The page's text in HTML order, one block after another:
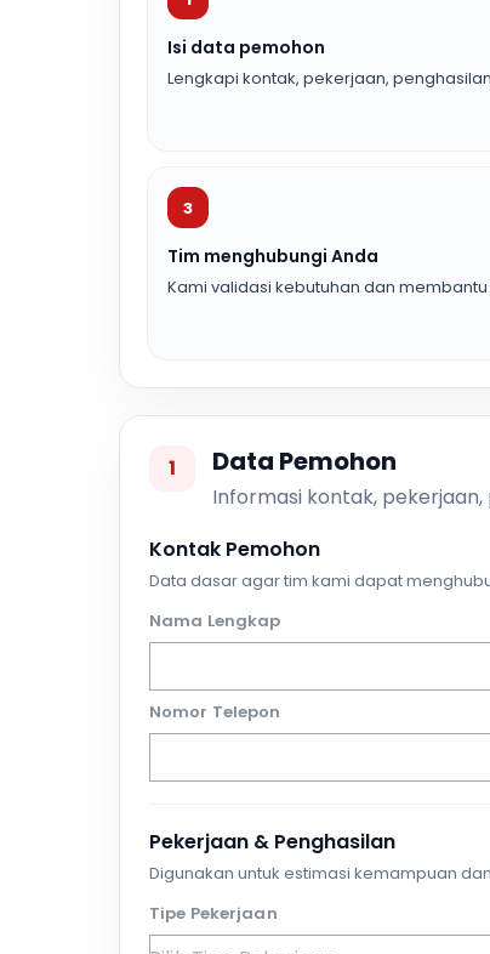
Isi data pemohon
Lengkapi kontak, pekerjaan,
3
Tim menghubungi Anda
Kami validasi kebutuhan dan
1 Data Pemohon
Informasi kontak,
Kontak Pemohon
Data dasar agar tim kami dapat
Nama Lengkap
Nomor Telepon
Pekerjaan & Penghasilan
Digunakan untuk estimasi kemampuan
Tipe Pekerjaan